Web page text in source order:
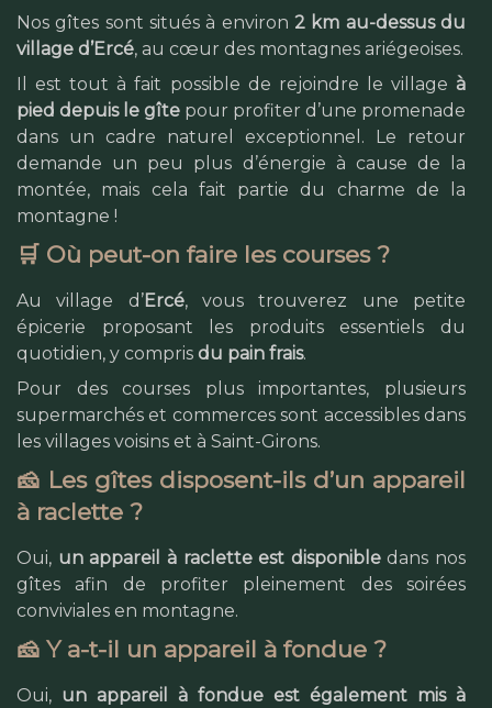
Nos gîtes sont situés à environ 2 km au-dessus du
village d’Ercé, au cœur des montagnes ariégeoises.
Il est tout à fait possible de rejoindre le village à
pied depuis le gîte pour profiter d’une promenade
dans un cadre naturel exceptionnel. Le retour
demande un peu plus d’énergie à cause de la
montée, mais cela fait partie du charme de la
montagne !
🛒 Où peut-on faire les courses ?
Au village d’Ercé, vous trouverez une petite
épicerie proposant les produits essentiels du
quotidien, y compris du pain frais.
Pour des courses plus importantes, plusieurs
supermarchés et commerces sont accessibles dans
les villages voisins et à Saint-Girons.
🧀 Les gîtes disposent-ils d’un appareil
à raclette ?
Oui, un appareil à raclette est disponibledans nos
gîtes afin de profiter pleinement des soirées
conviviales en montagne.
🧀 Y a-t-il un appareil à fondue ?
Oui, un appareil à fondue est également mis à